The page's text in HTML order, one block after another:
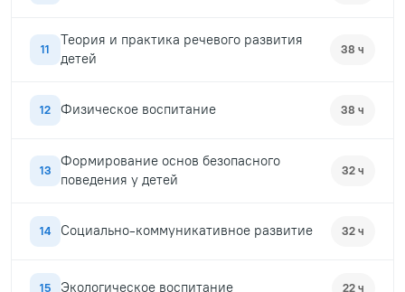
11
Теория и практика речевого развития
детей
38 ч
12 Физическое воспитание 38 ч
13
Формирование основ безопасного
поведения у детей
32 ч
14 Социально-коммуникативное развитие 32 ч
15 Экологическое воспитание 22 ч